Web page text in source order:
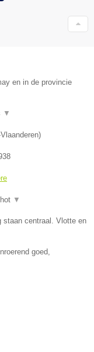
en in de provincie
▼
)
▼
staan centraal. Vlotte en
goed,